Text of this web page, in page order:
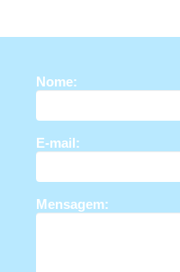
Nome:
E-mail:
Mensagem: